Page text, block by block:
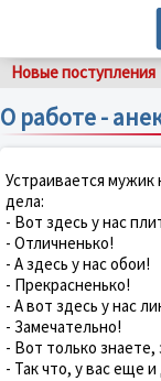
Новые поступления
О работе -
Устраивается мужик
дела:
- Вот здесь у нас
- Отличненько!
- А здесь у нас обои!
- Прекрасненько!
- А вот здесь у нас
- Замечательно!
- Вот только знаете,
- Так что, у вас еще и